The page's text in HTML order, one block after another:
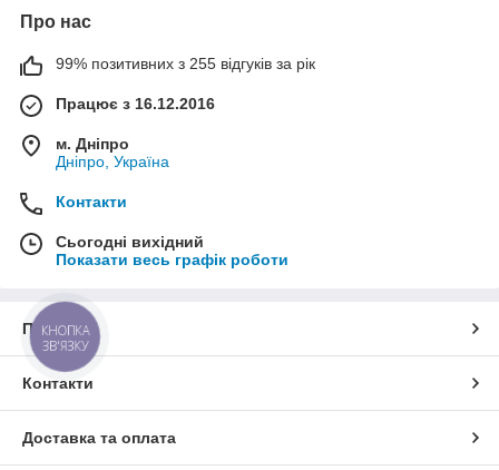
Про нас
99% позитивних з 255 відгуків за рік
Працює з 16.12.2016
м. Дніпро
Дніпро, Україна
Контакти
Сьогодні вихідний
Показати весь графік роботи
Про нас
Контакти
Доставка та оплата
КНОПКА
ЗВ'ЯЗКУ